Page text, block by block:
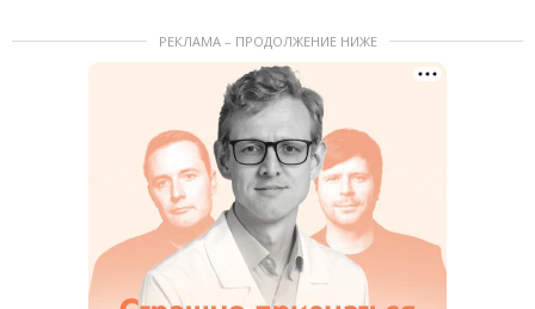
РЕКЛАМА – ПРОДОЛЖЕНИЕ НИЖЕ